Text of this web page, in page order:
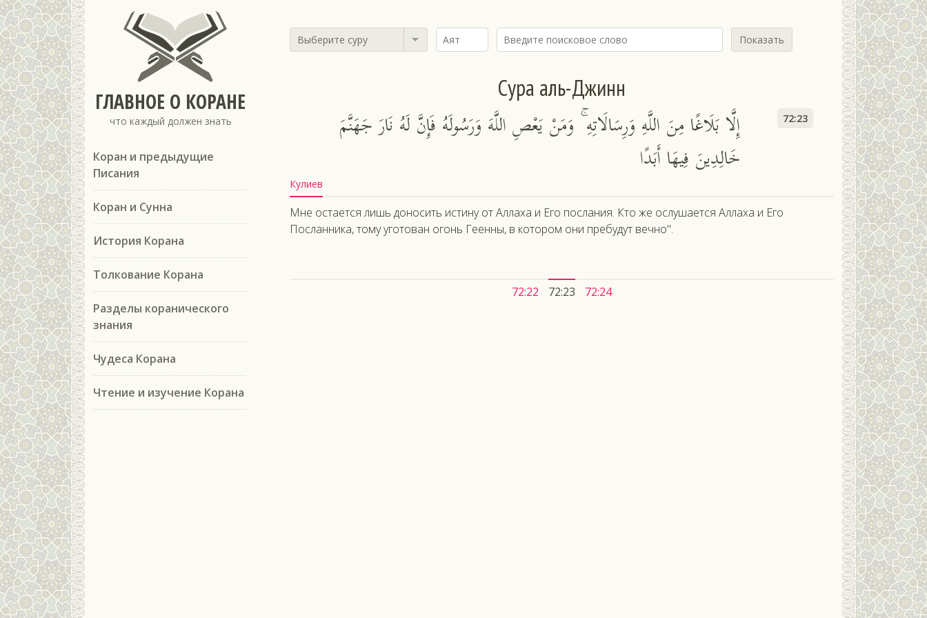
ГЛАВНОЕ О КОРАНЕ
что каждый должен знать
Коран и предыдущие
Писания
Коран и Сунна
История Корана
Толкование Корана
Разделы коранического
знания
Чудеса Корана
Чтение и изучение Корана
Выберите суру Показать
Сура аль-Джинн
إِلَّا بَلَاغًا مِنَ اللَّهِ وَرِسَالَاتِهِ ۚ وَمَنْ يَعْصِ اللَّهَ وَرَسُولَهُ فَإِنَّ لَهُ نَارَ جَهَنَّمَ
خَالِدِينَ فِيهَا أَبَدًا
72:23
Кулиев
Мне остается лишь доносить истину от Аллаха и Его послания. Кто же ослушается Аллаха и Его
Посланника, тому уготован огонь Геенны, в котором они пребудут вечно".
72:22 72:23 72:24